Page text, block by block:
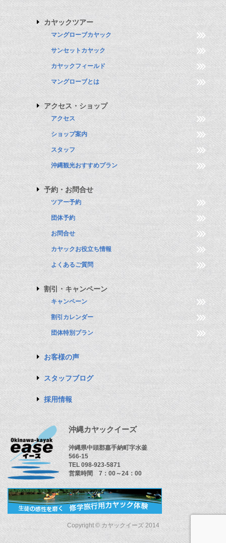
カヤックツアー
マングローブカヤック
サンセットカヤック
カヤックフィールド
マングローブとは
アクセス・ショップ
アクセス
ショップ案内
スタッフ
沖縄観光おすすめプラン
予約・お問合せ
ツアー予約
団体予約
お問合せ
カヤックお役立ち情報
よくあるご質問
割引・キャンペーン
キャンペーン
割引カレンダー
団体特別プラン
お客様の声
スタッフブログ
採用情報
沖縄カヤックイーズ
沖縄県中頭郡嘉手納町字水釜
566-15
TEL 098-923-5871
営業時間 7：00～24：00
Copyright © カヤックイーズ 2014